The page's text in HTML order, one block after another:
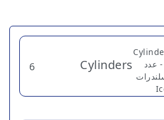
Cylinders
6